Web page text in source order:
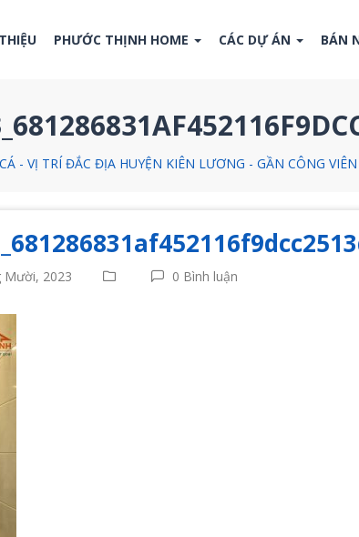
PHƯỚC THỊNH HOME CÁC DỰ ÁN BÁN
- VỊ TRÍ ĐẮC ĐỊA HUYỆN KIÊN LƯƠNG - GẦN CÔNG
Mười, 2023 0 Bình luận